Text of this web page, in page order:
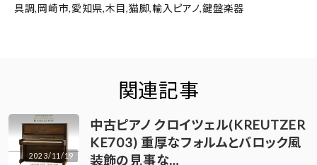
具調,岡崎市,愛知県,木目,猫脚,輸入ピアノ,鍵盤楽器
関連記事
2023/11/19
中古ピアノ クロイツェル(KREUTZER
KE703) 重厚なフォルムとバロック風
装飾の見事な…